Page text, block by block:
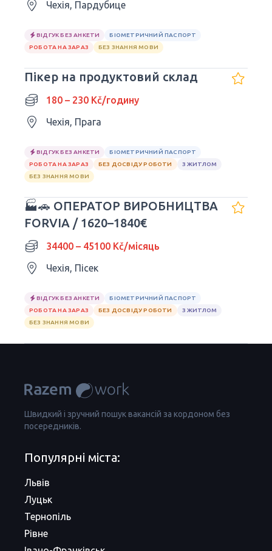
Чехія, Пардубице
ВІДГУК БЕЗ АНКЕТИ
БІОМЕТРИЧНИЙ ПАСПОРТ
РОБОТА НА ЗАРАЗ
БЕЗ ЗНАННЯ МОВИ
Пікер на продуктовий склад
180 – 230 Kč/годину
Чехія, Прага
ВІДГУК БЕЗ АНКЕТИ
БІОМЕТРИЧНИЙ ПАСПОРТ
РОБОТА НА ЗАРАЗ
БЕЗ ДОСВІДУ РОБОТИ
З ЖИТЛОМ
БЕЗ ЗНАННЯ МОВИ
🏭🚗 ОПЕРАТОР ВИРОБНИЦТВА
FORVIA / 1620–1840€
34400 – 45100 Kč/місяць
Чехія, Пісек
ВІДГУК БЕЗ АНКЕТИ
БІОМЕТРИЧНИЙ ПАСПОРТ
РОБОТА НА ЗАРАЗ
БЕЗ ДОСВІДУ РОБОТИ
З ЖИТЛОМ
БЕЗ ЗНАННЯ МОВИ
Швидкий і зручний пошук вакансій за кордоном без
посередників.
Популярні міста:
Львів
Луцьк
Тернопіль
Рівне